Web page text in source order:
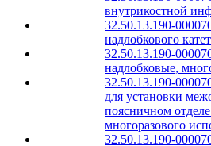
внутрикостной
32.50.13.190-
надлобкового
32.50.13.190-
надлобковые,
32.50.13.190-
для установки
поясничном
многоразового
32.50.13.190-